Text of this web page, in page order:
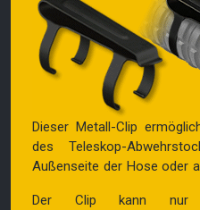
Dieser Metall-Clip
des Teleskop-
Außenseite der Hose oder
Der Clip kann nur